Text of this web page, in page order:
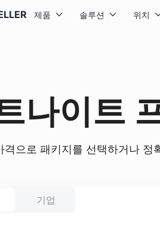
제품 솔루션 위치
나이트
격으로 패키지를 선택하거나 정
기업